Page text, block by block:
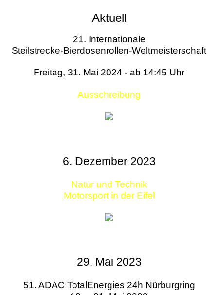
Aktuell
21. Internationale
Steilstrecke-Bierdosenrollen-Weltmeisterschaft
Freitag, 31. Mai 2024 - ab 14:45 Uhr
Ausschreibung
6. Dezember 2023
Natur und Technik
Motorsport in der Eifel
29. Mai 2023
51. ADAC TotalEnergies 24h Nürburgring